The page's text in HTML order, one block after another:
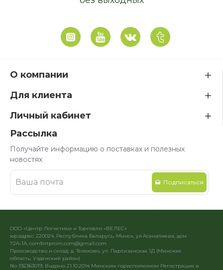
О компании
Для клиента
Личный кабинет
Рассылка
Получайте информацию о поставках и полезных
новостях
Подписаться
ООО «Центр Логистики и Торговли «ВЕЛЕС»
юр.адрес: 220024, Республика Беларусь, Минск, ул.Асаналиева, дом
72А-1А, comfortprom.com@gmail.com
Производство и склад: д. Теляково, ул. Партизанская 1Д (Минская
область, Узденский район)
No 192363019, Выдано 21.10.2014 Минским горисполкомом Регистрация в